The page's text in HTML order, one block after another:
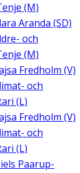
(M)
Aranda (SD)
och
(M)
Fredholm (V)
och
(L)
Fredholm (V)
och
(L)
Paarup-